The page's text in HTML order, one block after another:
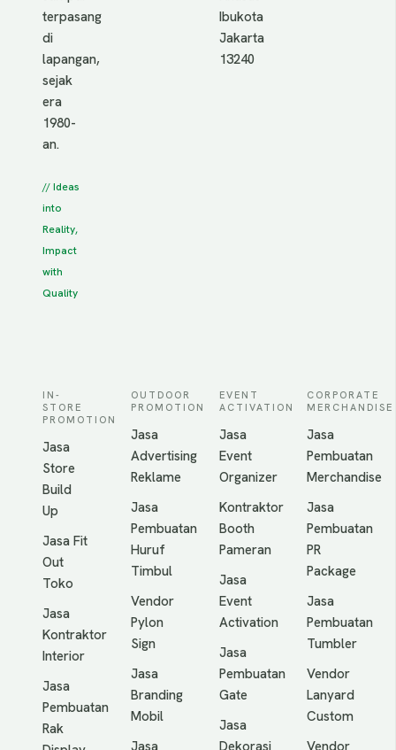
terpasang
di
lapangan,
sejak
era
1980-
an.
// Ideas
into
Reality,
Impact
with
Quality
Ibukota
Jakarta
13240
IN-
STORE
PROMOTION
Jasa
Store
Build
Up
Jasa Fit
Out
Toko
Jasa
Kontraktor
Interior
Jasa
Pembuatan
Rak
OUTDOOR
PROMOTION
Jasa
Advertising
Reklame
Jasa
Pembuatan
Huruf
Timbul
Vendor
Pylon
Sign
Jasa
Branding
Mobil
EVENT
ACTIVATION
Jasa
Event
Organizer
Kontraktor
Booth
Pameran
Jasa
Event
Activation
Jasa
Pembuatan
Gate
Jasa
CORPORATE
MERCHANDISE
Jasa
Pembuatan
Merchandise
Jasa
Pembuatan
PR
Package
Jasa
Pembuatan
Tumbler
Vendor
Lanyard
Custom